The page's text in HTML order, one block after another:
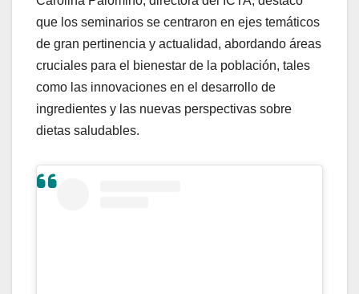
que los seminarios se centraron en ejes temáticos
de gran pertinencia y actualidad, abordando áreas
cruciales para el bienestar de la población, tales
como las innovaciones en el desarrollo de
ingredientes y las nuevas perspectivas sobre
dietas saludables.